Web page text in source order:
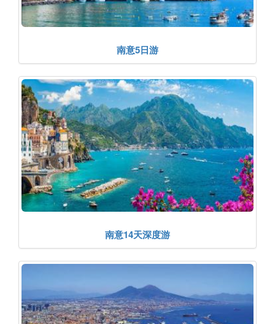
南意5日游
南意14天深度游